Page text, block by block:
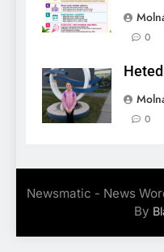
0
0
Newsmatic - News
By